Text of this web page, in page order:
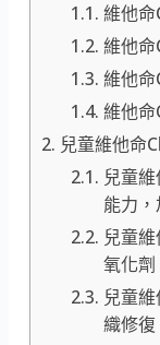
維他命
維他
維他
維他命
兒童維他命
兒童
能力
兒童
氧化
兒童
織修復